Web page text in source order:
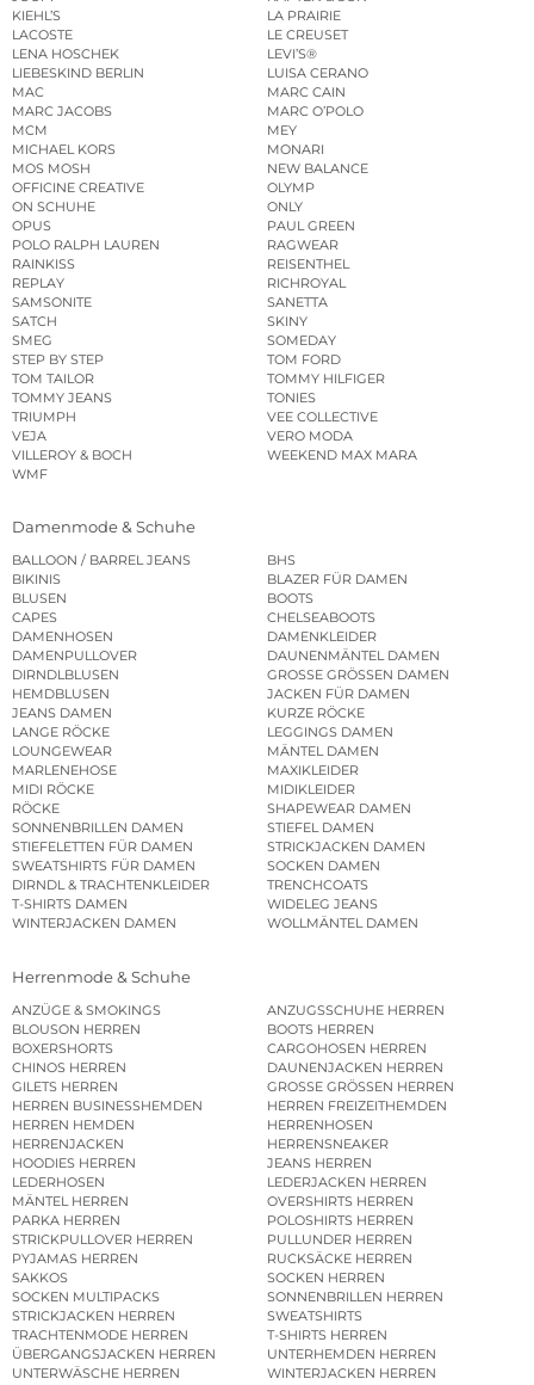
KIEHL’S
LA PRAIRIE
LACOSTE
LE CREUSET
LENA HOSCHEK
LEVI’S®
LIEBESKIND BERLIN
LUISA CERANO
MAC
MARC CAIN
MARC JACOBS
MARC O’POLO
MCM
MEY
MICHAEL KORS
MONARI
MOS MOSH
NEW BALANCE
OFFICINE CREATIVE
OLYMP
ON SCHUHE
ONLY
OPUS
PAUL GREEN
POLO RALPH LAUREN
RAGWEAR
RAINKISS
REISENTHEL
REPLAY
RICHROYAL
SAMSONITE
SANETTA
SATCH
SKINY
SMEG
SOMEDAY
STEP BY STEP
TOM FORD
TOM TAILOR
TOMMY HILFIGER
TOMMY JEANS
TONIES
TRIUMPH
VEE COLLECTIVE
VEJA
VERO MODA
VILLEROY & BOCH
WEEKEND MAX MARA
WMF
Damenmode & Schuhe
BALLOON / BARREL JEANS
BHS
BIKINIS
BLAZER FÜR DAMEN
BLUSEN
BOOTS
CAPES
CHELSEABOOTS
DAMENHOSEN
DAMENKLEIDER
DAMENPULLOVER
DAUNENMÄNTEL DAMEN
DIRNDLBLUSEN
GROSSE GRÖSSEN DAMEN
HEMDBLUSEN
JACKEN FÜR DAMEN
JEANS DAMEN
KURZE RÖCKE
LANGE RÖCKE
LEGGINGS DAMEN
LOUNGEWEAR
MÄNTEL DAMEN
MARLENEHOSE
MAXIKLEIDER
MIDI RÖCKE
MIDIKLEIDER
RÖCKE
SHAPEWEAR DAMEN
SONNENBRILLEN DAMEN
STIEFEL DAMEN
STIEFELETTEN FÜR DAMEN
STRICKJACKEN DAMEN
SWEATSHIRTS FÜR DAMEN
SOCKEN DAMEN
DIRNDL & TRACHTENKLEIDER
TRENCHCOATS
T-SHIRTS DAMEN
WIDELEG JEANS
WINTERJACKEN DAMEN
WOLLMÄNTEL DAMEN
Herrenmode & Schuhe
ANZÜGE & SMOKINGS
ANZUGSSCHUHE HERREN
BLOUSON HERREN
BOOTS HERREN
BOXERSHORTS
CARGOHOSEN HERREN
CHINOS HERREN
DAUNENJACKEN HERREN
GILETS HERREN
GROSSE GRÖSSEN HERREN
HERREN BUSINESSHEMDEN
HERREN FREIZEITHEMDEN
HERREN HEMDEN
HERRENHOSEN
HERRENJACKEN
HERRENSNEAKER
HOODIES HERREN
JEANS HERREN
LEDERHOSEN
LEDERJACKEN HERREN
MÄNTEL HERREN
OVERSHIRTS HERREN
PARKA HERREN
POLOSHIRTS HERREN
STRICKPULLOVER HERREN
PULLUNDER HERREN
PYJAMAS HERREN
RUCKSÄCKE HERREN
SAKKOS
SOCKEN HERREN
SOCKEN MULTIPACKS
SONNENBRILLEN HERREN
STRICKJACKEN HERREN
SWEATSHIRTS
TRACHTENMODE HERREN
T-SHIRTS HERREN
ÜBERGANGSJACKEN HERREN
UNTERHEMDEN HERREN
UNTERWÄSCHE HERREN
WINTERJACKEN HERREN